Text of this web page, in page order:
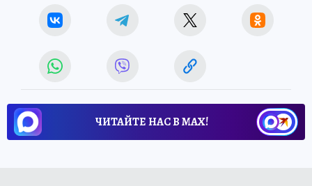
ЧИТАЙТЕ НАС В МАХ!